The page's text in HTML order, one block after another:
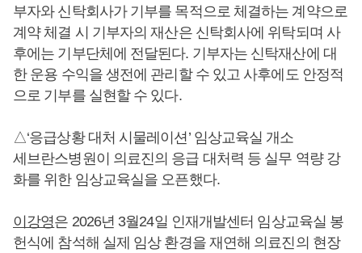
부자와 신탁회사가 기부를 목적으로 체결하는 계약으로
계약 체결 시 기부자의 재산은 신탁회사에 위탁되며 사
후에는 기부단체에 전달된다. 기부자는 신탁재산에 대
한 운용 수익을 생전에 관리할 수 있고 사후에도 안정적
으로 기부를 실현할 수 있다.
△‘응급상황 대처 시물레이션’ 임상교육실 개소
세브란스병원이 의료진의 응급 대처력 등 실무 역량 강
화를 위한 임상교육실을 오픈했다.
이강영은 2026년 3월24일 인재개발센터 임상교육실 봉
헌식에 참석해 실제 임상 환경을 재연해 의료진의 현장